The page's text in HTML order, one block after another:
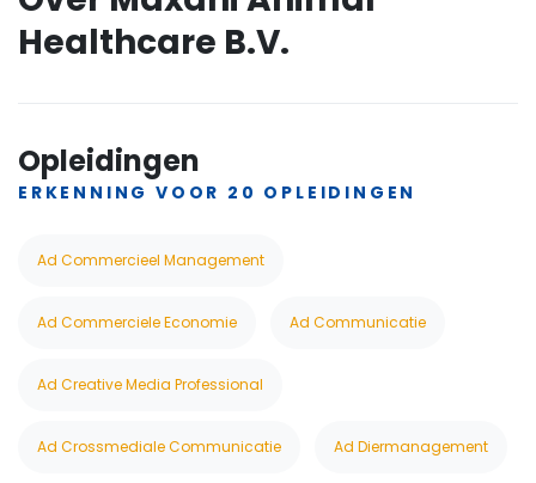
Healthcare B.V.
Opleidingen
ERKENNING VOOR 20 OPLEIDINGEN
Ad Commercieel Management
Ad Commerciele Economie Ad Communicatie
Ad Creative Media Professional
Ad Crossmediale Communicatie Ad Diermanagement